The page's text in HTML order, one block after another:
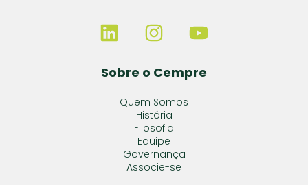
Sobre o Cempre
Quem Somos
História
Filosofia
Equipe
Governança
Associe-se